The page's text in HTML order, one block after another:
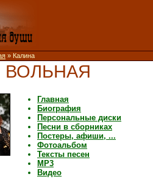
» Калина
ВОЛЬНАЯ
Главная
Биография
Персональные диски
Песни в сборниках
Постеры, афиши, ...
Фотоальбом
Тексты песен
MP3
Видео